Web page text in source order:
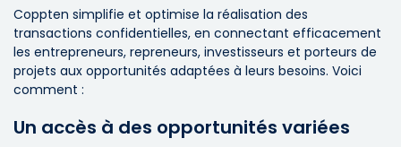
Coppten simplifie et optimise la réalisation des
transactions confidentielles, en connectant efficacement
les entrepreneurs, repreneurs, investisseurs et porteurs de
projets aux opportunités adaptées à leurs besoins. Voici
comment :
Un accès à des opportunités variées